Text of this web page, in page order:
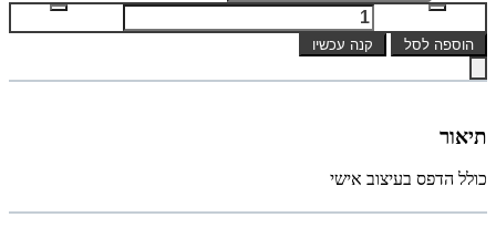
הוספה לסל קנה עכשיו
תיאור
כולל הדפס בעיצוב אישי